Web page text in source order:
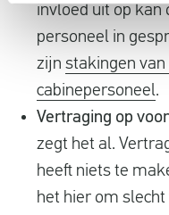
invloed uit op kan
personeel in
zijn stakingen
cabinepersoneel.
Vertraging op
zegt het al.
heeft niets te
het hier om